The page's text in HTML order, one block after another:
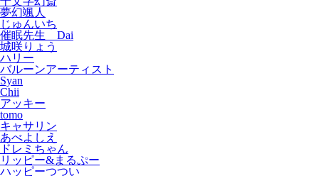
夢幻颯人
じゅんいち
催眠先生 Dai
城咲りょう
ハリー
バルーンアーティスト
Syan
Chii
アッキー
tomo
キャサリン
あべよしえ
ドレミちゃん
リッピー&まるぷー
ハッピーつつい